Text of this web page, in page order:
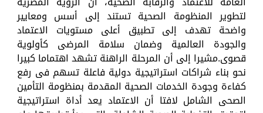
لتطوير المنظومة الصحية تستند إلى أسس ومعايير
واضحة تهدف إلى تطبيق أعلى مستويات الاعتماد
والجودة العالمية وضمان سلامة المرضى كأولوية
قصوى.مشيرا إلى أن المرحلة الراهنة تشهد اهتماما كبيرا
نحو بناء شراكات استراتيجية دولية فاعلة تسهم فى رفع
كفاءة وجودة الخدمات الصحية المقدمة بمنظومة التأمين
الصحى الشامل لافتا أن الاعتماد يعد أداة استراتيجية